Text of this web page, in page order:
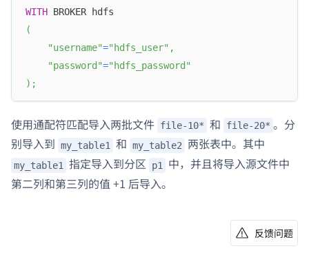
WITH BROKER hdfs
(
"username"="hdfs_user" ,
"password"="hdfs_password"
) ;
使用通配符匹配导入两批文件 file-10* 和 file-20* 。分
别导入到 my_table1 和 my_table2 两张表中。其中
my_table1 指定导入到分区 p1
中，并且将导入源文件中
第二列和第三列的值 +1 后导入。
反馈问题
Doris Summit 26
October 21–22 · Virtual event
↗